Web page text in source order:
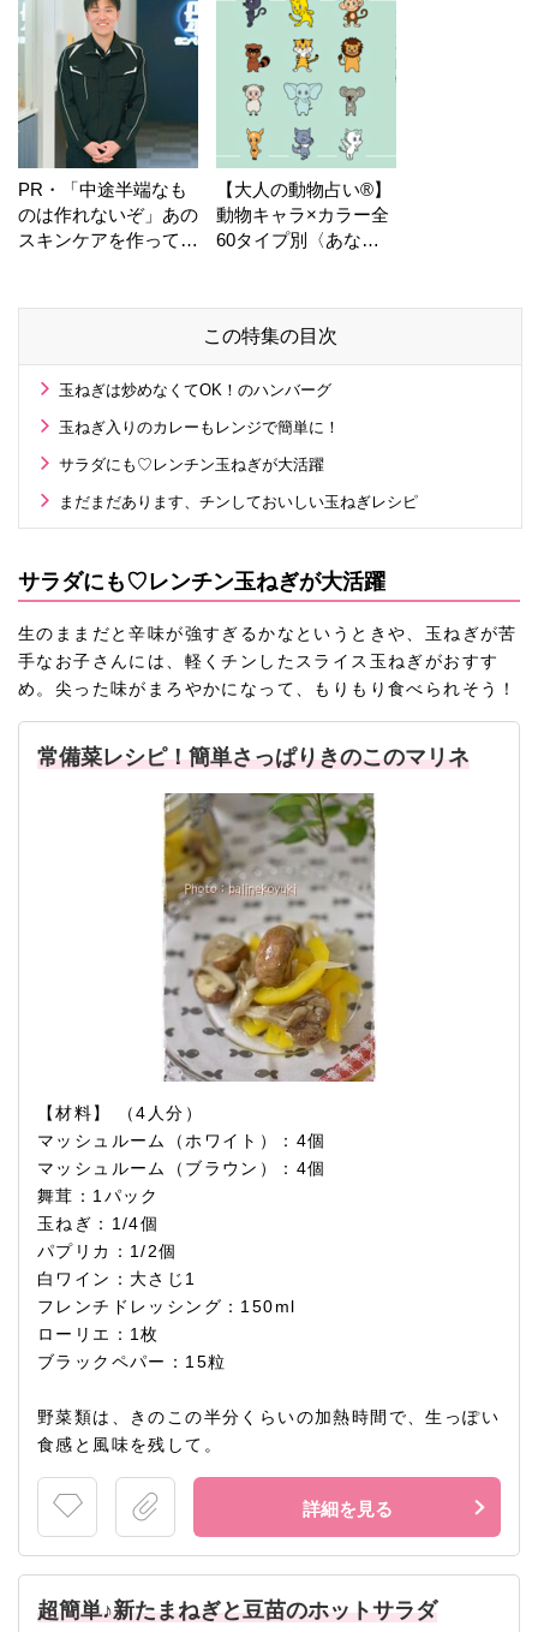
PR・「中途半端なも
のは作れないぞ」あの
スキンケアを作ってい
【大人の動物占い®】
動物キャラ×カラー全
60タイプ別〈あなた
この特集の目次
玉ねぎは炒めなくてOK！のハンバーグ
玉ねぎ入りのカレーもレンジで簡単に！
サラダにも♡レンチン玉ねぎが大活躍
まだまだあります、チンしておいしい玉ねぎレシピ
サラダにも♡レンチン玉ねぎが大活躍
生のままだと辛味が強すぎるかなというときや、玉ねぎが苦
手なお子さんには、軽くチンしたスライス玉ねぎがおすす
め。尖った味がまろやかになって、もりもり食べられそう！
常備菜レシピ！簡単さっぱりきのこのマリネ
【材料】 （4人分）
マッシュルーム（ホワイト）：4個
マッシュルーム（ブラウン）：4個
舞茸：1パック
玉ねぎ：1/4個
パプリカ：1/2個
白ワイン：大さじ1
フレンチドレッシング：150ml
ローリエ：1枚
ブラックペパー：15粒
野菜類は、きのこの半分くらいの加熱時間で、生っぽい
食感と風味を残して。
詳細を見る
超簡単♪新たまねぎと豆苗のホットサラダ